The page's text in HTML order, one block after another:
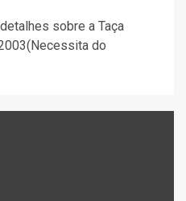
sobre a Taça
do